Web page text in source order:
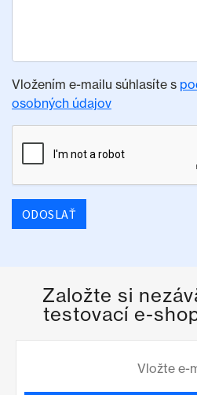
Vložením e-mailu súhlasíte s
osobných údajov
ODOSLAŤ
Založte si
testovací e-